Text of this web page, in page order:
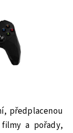
předplacenou
a pořady,